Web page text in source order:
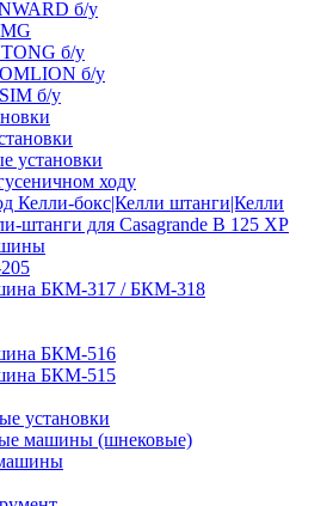
б/у
б/у
б/у
б/у
установки
ходу
Келли-бокс|Келли штанги|Келли
штанги для Casagrande B 125 XP
БКМ-317 / БКМ-318
БКМ-516
БКМ-515
установки
машины (шнековые)